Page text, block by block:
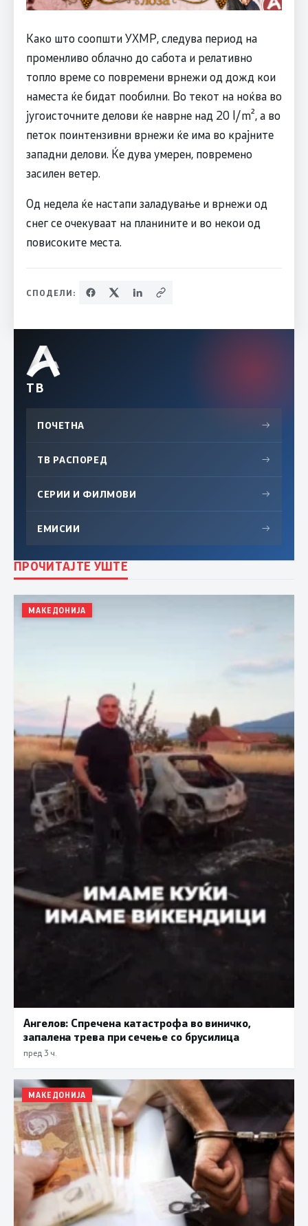
Како што соопшти УХМР, следува период на
променливо облачно до сабота и релативно
топло време со повремени врнежи од дожд кои
наместа ќе бидат пообилни. Во текот на ноќва во
југоисточните делови ќе наврне над 20 l/m², а во
петок поинтензивни врнежи ќе има во крајните
западни делови. Ќе дува умерен, повремено
засилен ветер.
Од недела ќе настапи заладување и врнежи од
снег се очекуваат на планините и во некои од
повисоките места.
СПОДЕЛИ:
ТВ
ПОЧЕТНА →
ТВ РАСПОРЕД →
СЕРИИ И ФИЛМОВИ →
ЕМИСИИ →
ПРОЧИТАЈТЕ УШТЕ
МАКЕДОНИЈА
Ангелов: Спречена катастрофа во виничко,
запалена трева при сечење со брусилица
пред 3 ч.
МАКЕДОНИЈА